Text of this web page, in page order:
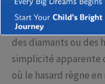
propulsent vers des
comme jouer à la
des diamants ou des
simplicité apparente
où le hasard règne